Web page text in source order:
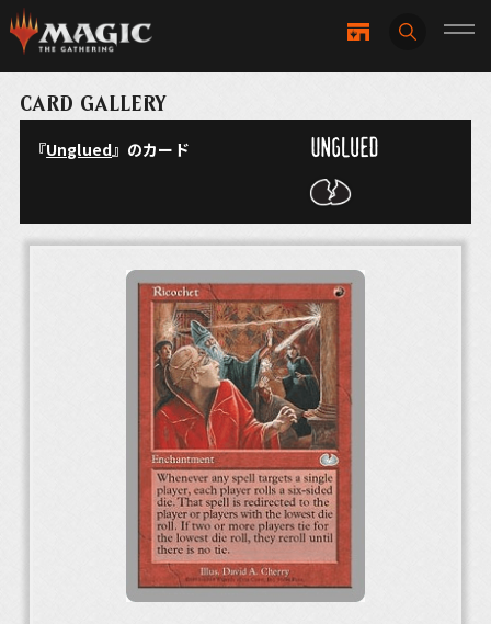
CARD GALLERY
『Unglued』のカード